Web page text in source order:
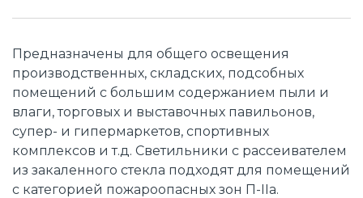
Предназначены для общего освещения
производственных, складских, подсобных
помещений с большим содержанием пыли и
влаги, торговых и выставочных павильонов,
супер- и гипермаркетов, спортивных
комплексов и т.д. Светильники с рассеивателем
из закаленного стекла подходят для помещений
с категорией пожароопасных зон П-IIа.